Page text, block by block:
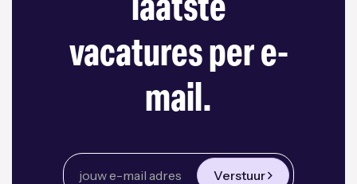
laatste
vacatures per e-
mail.
Verstuur